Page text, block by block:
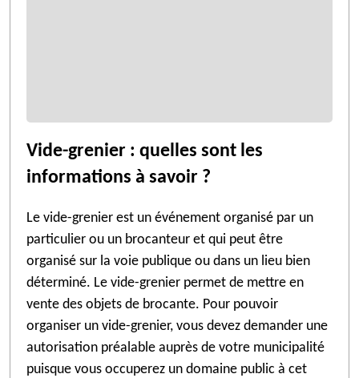
Vide-grenier : quelles sont les
informations à savoir ?
Le vide-grenier est un événement organisé par un
particulier ou un brocanteur et qui peut être
organisé sur la voie publique ou dans un lieu bien
déterminé. Le vide-grenier permet de mettre en
vente des objets de brocante. Pour pouvoir
organiser un vide-grenier, vous devez demander une
autorisation préalable auprès de votre municipalité
puisque vous occuperez un domaine public à cet